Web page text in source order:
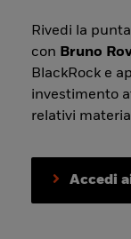
Rivedi la
con Bruno
BlackRock e
investimento
relativi
Accedi